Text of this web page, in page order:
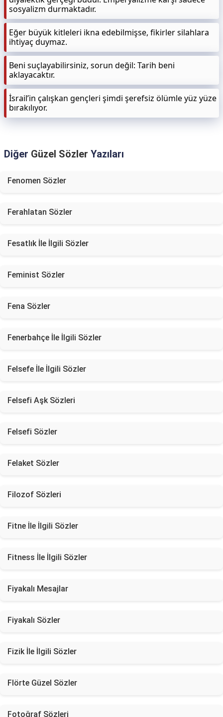
sosyalizm durmaktadır.
Eğer büyük kitleleri ikna edebilmişse, fikirler silahlara
ihtiyaç duymaz.
Beni suçlayabilirsiniz, sorun değil: Tarih beni
aklayacaktır.
İsrail’in çalışkan gençleri şimdi şerefsiz ölümle yüz yüze
bırakılıyor.
Diğer Güzel Sözler Yazıları
Fenomen Sözler
Ferahlatan Sözler
Fesatlık İle İlgili Sözler
Feminist Sözler
Fena Sözler
Fenerbahçe İle İlgili Sözler
Felsefe İle İlgili Sözler
Felsefi Aşk Sözleri
Felsefi Sözler
Felaket Sözler
Filozof Sözleri
Fitne İle İlgili Sözler
Fitness İle İlgili Sözler
Fiyakalı Mesajlar
Fiyakalı Sözler
Fizik İle İlgili Sözler
Flörte Güzel Sözler
Fotoğraf Sözleri